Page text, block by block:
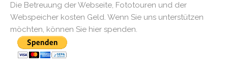
Die Betreuung der Webseite, Fototouren und der
Webspeicher kosten Geld. Wenn Sie uns unterstützen
möchten, können Sie hier spenden.